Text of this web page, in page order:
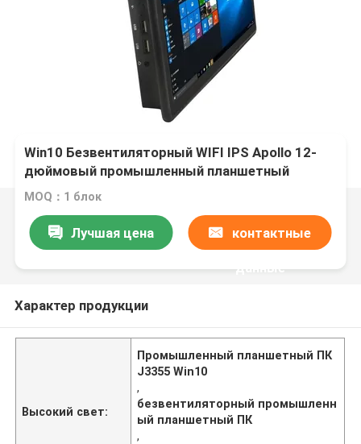
Win10 Безвентиляторный WIFI IPS Apollo 12-
дюймовый промышленный планшетный
компьютер Dual Core J3355
MOQ：1 блок
Лучшая цена контактные
данные
Характер продукции
Высокий свет:
Промышленный планшетный ПК
J3355 Win10
,
безвентиляторный промышленн
ый планшетный ПК
,